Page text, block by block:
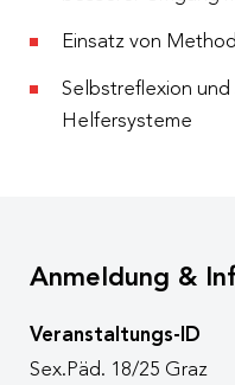
Einsatz von
Selbstreflexion
Helfersysteme
Anmeldung &
Veranstaltungs-ID
Sex.Päd. 18/25 Graz